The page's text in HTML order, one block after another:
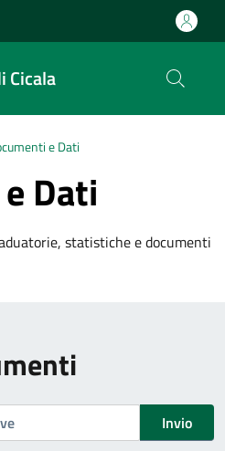
Cicala
e Dati
Dati
statistiche e documenti
Invio